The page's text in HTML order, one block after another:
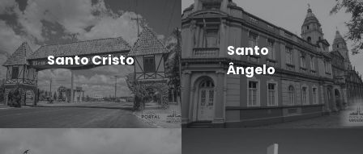
Santo Cristo
Santo
Ângelo